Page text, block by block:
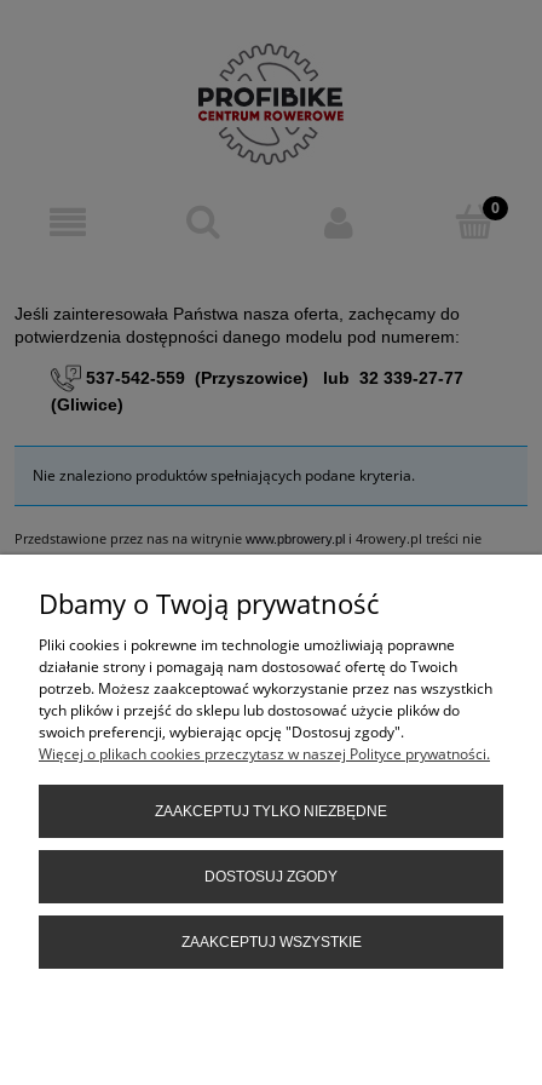
Jeśli zainteresowała Państwa nasza oferta, zachęcamy do
potwierdzenia dostępności danego modelu pod numerem:
537-542-559 (Przyszowice) lub 32 339-27-77
(Gliwice)
Nie znaleziono produktów spełniających podane kryteria.
Przedstawione przez nas na witrynie www.pbrowery.pl i 4rowery.pl treści nie
oraz do dokonania zakupów w naszych sklepach stacjonarnych.
ŚLEDŹ NAS NA
PRODUKTY
POMOC
INFORMACJE
Dbamy o Twoją prywatność
Pliki cookies i pokrewne im technologie umożliwiają poprawne
działanie strony i pomagają nam dostosować ofertę do Twoich
potrzeb. Możesz zaakceptować wykorzystanie przez nas wszystkich
tych plików i przejść do sklepu lub dostosować użycie plików do
swoich preferencji, wybierając opcję "Dostosuj zgody".
Więcej o plikach cookies przeczytasz w naszej Polityce prywatności.
ZAAKCEPTUJ TYLKO NIEZBĘDNE
DOSTOSUJ ZGODY
ZAAKCEPTUJ WSZYSTKIE